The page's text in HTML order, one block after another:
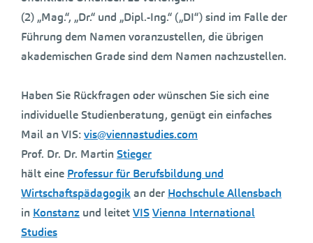
(2) „Mag.“, „Dr.“ und „Dipl.-Ing.“ („DI“) sind im Falle der
Führung dem Namen voranzustellen, die übrigen
akademischen Grade sind dem Namen nachzustellen.
Haben Sie Rückfragen oder wünschen Sie sich eine
individuelle Studienberatung, genügt ein einfaches
Mail an VIS:vis@viennastudies.com
Prof. Dr. Dr. Martin Stieger
hält eine Professur für Berufsbildung und
Wirtschaftspädagogikan der Hochschule Allensbach
in Konstanz und leitetVISVienna International
Studies